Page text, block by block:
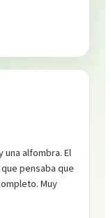
alfombra. El
pensaba que
Muy